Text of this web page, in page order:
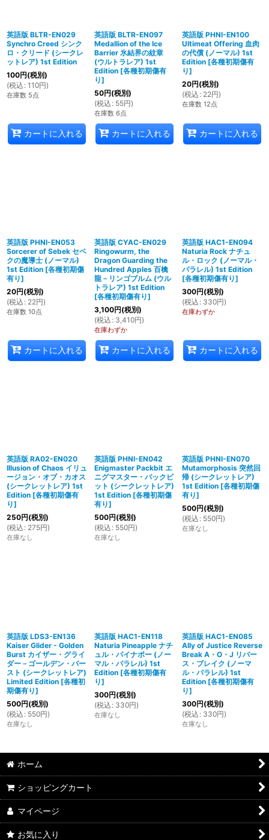
英語版 BLTR-EN029
Synchro Creed シンク
ロ・クリード (シークレ
ットレア) 1st Edition
100円(税別)
(税込 : 110円)
在庫数 5点
カートに入れる
英語版 BLTR-EN097
Medallion of the Ice
Barrier 氷結界の紋章
(ウルトラレア) 1st
Edition [各種初期傷有
り]
50円(税別)
(税込 : 55円)
在庫数 6点
カートに入れる
英語版 PHNI-EN100
Ultimeat Offering 血肉
の代償 (ノーマル) 1st
Edition [各種初期傷有
り]
20円(税別)
(税込 : 22円)
在庫数 12点
カートに入れる
英語版 PHNI-EN053
Sorcerer of Sebek セベ
クの魔導士 (ノーマル)
1st Edition [各種初期傷
有り]
20円(税別)
(税込 : 22円)
在庫数 10点
カートに入れる
英語版 CYAC-EN029
Ringowurm, the
Dragon Guarding the
Hundred Apples 百檎
龍－リンゴブルム (ウル
トラレア) 1st Edition
[各種初期傷有り]
3,100円(税別)
(税込 : 3,410円)
在庫わずか
カートに入れる
英語版 HAC1-EN094
Naturia Rock ナチュ
ル・ロック (ノーマル・
パラレル) 1st Edition
[各種初期傷有り]
300円(税別)
(税込 : 330円)
在庫わずか
カートに入れる
英語版 RA02-EN020
Illusion of Chaos イリュ
ージョン・オブ・カオス
(シークレットレア) 1st
Edition [各種初期傷有
り]
250円(税別)
(税込 : 275円)
在庫なし
英語版 PHNI-EN042
Enigmaster Packbit エ
ニグマスター・パックビ
ット (シークレットレア)
1st Edition [各種初期傷
有り]
500円(税別)
(税込 : 550円)
在庫なし
英語版 PHNI-EN070
Mutamorphosis 突然回
帰 (シークレットレア)
1st Edition [各種初期傷
有り]
500円(税別)
(税込 : 550円)
在庫なし
英語版 LDS3-EN136
Kaiser Glider - Golden
Burst カイザー・グライ
ダー－ゴールデン・バー
スト (シークレットレア)
Limited Edition [各種初
期傷有り]
500円(税別)
(税込 : 550円)
在庫なし
英語版 HAC1-EN118
Naturia Pineapple ナチ
ュル・パイナポー (ノー
マル・パラレル) 1st
Edition [各種初期傷有
り]
300円(税別)
(税込 : 330円)
在庫なし
英語版 HAC1-EN085
Ally of Justice Reverse
Break A・O・J リバー
ス・ブレイク (ノーマ
ル・パラレル) 1st
Edition [各種初期傷有
り]
300円(税別)
(税込 : 330円)
在庫なし
ホーム
ショッピングカート
マイページ
お気に入り